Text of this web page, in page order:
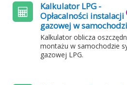
Kalkulator LPG -
Opłacalności instalacji
gazowej w
Kalkulator oblicza
montażu w samochodzie
gazowej LPG.